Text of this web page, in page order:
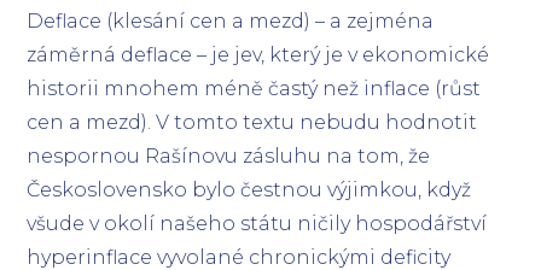
Deflace (klesání cen a mezd) – a zejména
záměrná deflace – je jev, který je v ekonomické
historii mnohem méně častý než inflace (růst
cen a mezd). V tomto textu nebudu hodnotit
nespornou Rašínovu zásluhu na tom, že
Československo bylo čestnou výjimkou, když
všude v okolí našeho státu ničily hospodářství
hyperinflace vyvolané chronickými deficity